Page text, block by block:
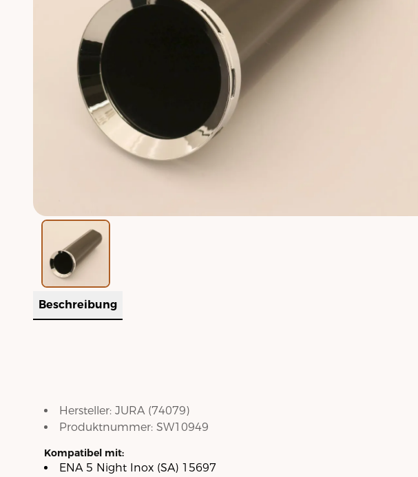
Beschreibung
Hersteller: JURA(74079)
Produktnummer: SW10949
Kompatibel mit:
ENA 5 Night Inox (SA) 15697